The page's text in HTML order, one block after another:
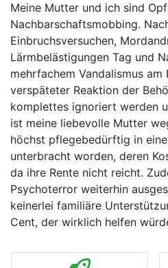
Meine Mutter und ich sind
Nachbarschaftsmobbing.
Einbruchsversuchen,
Lärmbelästigungen Tag und
mehrfachem Vandalismus am
verspäteter Reaktion der
komplettes ignoriert werden
ist meine liebevolle Mutter
höchst pflegebedürftig in
unterbracht worden, deren
da ihre Rente nicht reicht.
Psychoterror weiterhin
keinerlei familiäre
Cent, der wirklich helfen